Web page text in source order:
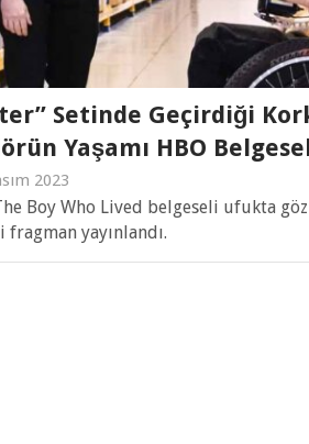
Setinde Geçirdiği
Yaşamı HBO
2023
Boy Who Lived belgeseli ufukta
fragman yayınlandı.